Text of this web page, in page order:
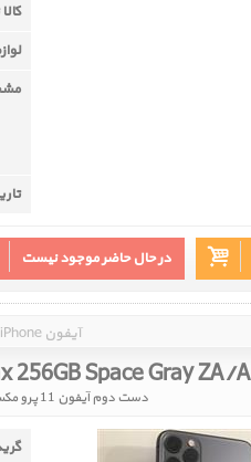
در حال حاضر موجود نیست
iPhone آیفون
256GB Space Gray ZA/A
دست دوم آیفون 11 پرو مکس 256 گیگابایت خاکستری دو سیم ZA/A